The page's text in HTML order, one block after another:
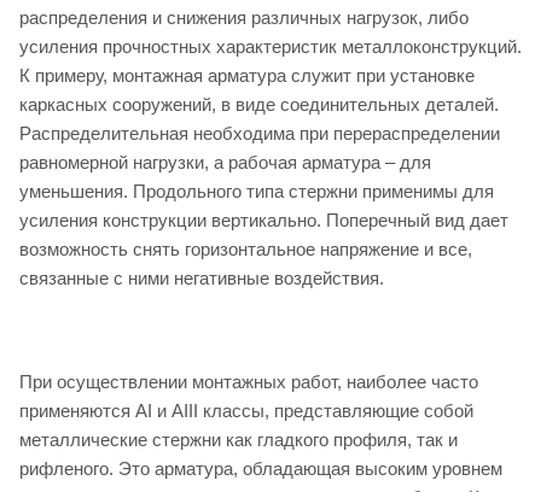
распределения и снижения различных нагрузок, либо
усиления прочностных характеристик металлоконструкций.
К примеру, монтажная арматура служит при установке
каркасных сооружений, в виде соединительных деталей.
Распределительная необходима при перераспределении
равномерной нагрузки, а рабочая арматура – для
уменьшения. Продольного типа стержни применимы для
усиления конструкции вертикально. Поперечный вид дает
возможность снять горизонтальное напряжение и все,
связанные с ними негативные воздействия.
При осуществлении монтажных работ, наиболее часто
применяются АI и АIII классы, представляющие собой
металлические стержни как гладкого профиля, так и
рифленого. Это арматура, обладающая высоким уровнем